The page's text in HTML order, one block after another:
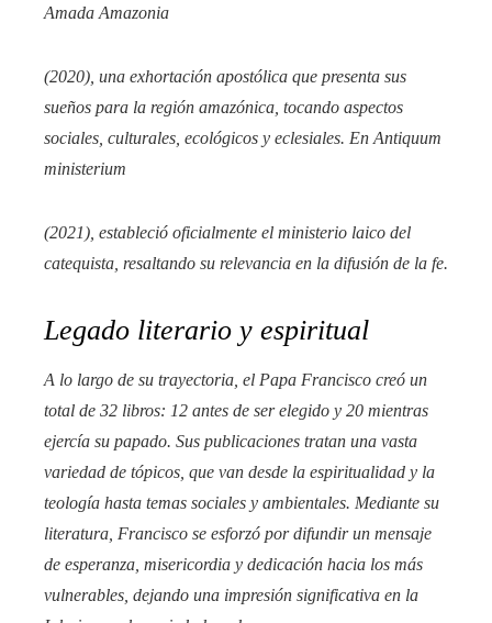
Amada Amazonia
(2020), una exhortación apostólica que presenta sus
sueños para la región amazónica, tocando aspectos
sociales, culturales, ecológicos y eclesiales. En Antiquum
ministerium
(2021), estableció oficialmente el ministerio laico del
catequista, resaltando su relevancia en la difusión de la fe.​
Legado literario y espiritual
A lo largo de su trayectoria, el Papa Francisco creó un
total de 32 libros: 12 antes de ser elegido y 20 mientras
ejercía su papado. Sus publicaciones tratan una vasta
variedad de tópicos, que van desde la espiritualidad y la
teología hasta temas sociales y ambientales. Mediante su
literatura, Francisco se esforzó por difundir un mensaje
de esperanza, misericordia y dedicación hacia los más
vulnerables, dejando una impresión significativa en la